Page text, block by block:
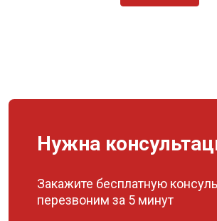
Нужна
Закажите бесплатную
перезвоним за 5 минут